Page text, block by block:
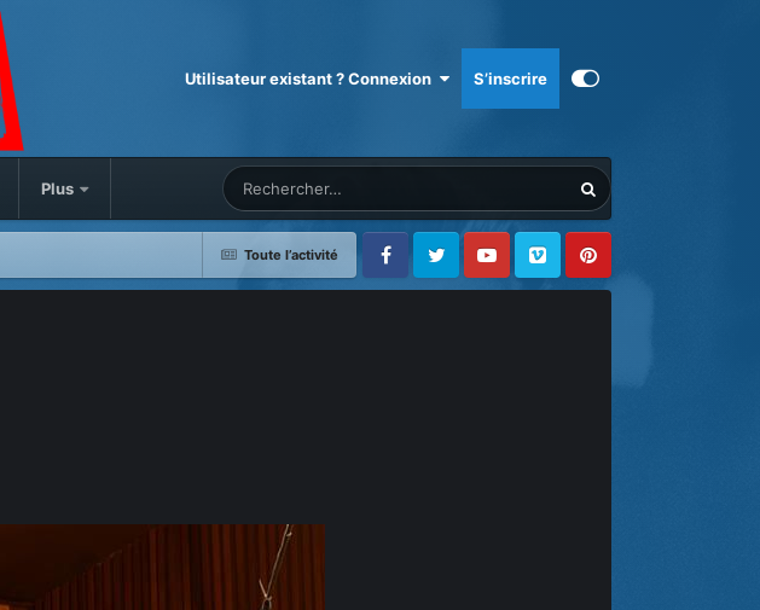
Utilisateur existant ? Connexion S’inscrire
Plus
Toute l’activité
FacebookTwitter Youtube Vimeo Pinterest